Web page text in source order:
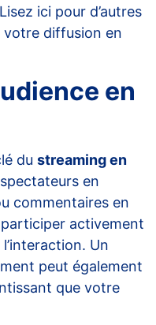
Lisez ici pour d’autres
votre diffusion en
en
du streaming en
en
commentaires en
activement
Un
peut également
que votre